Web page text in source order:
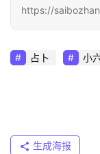
https://
占卜 小
生成海报